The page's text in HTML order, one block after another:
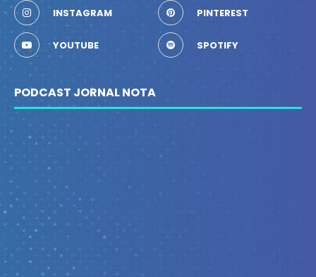
INSTAGRAM PINTEREST
YOUTUBE SPOTIFY
PODCAST JORNAL NOTA